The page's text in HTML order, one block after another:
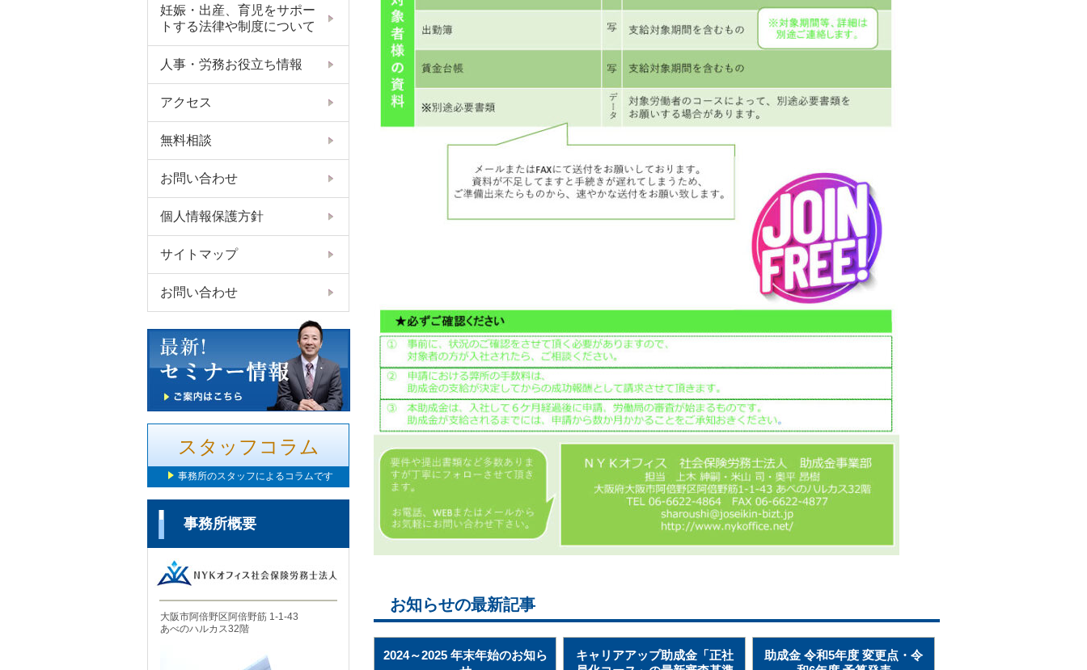
お知らせの最新記事
2024～2025 年末年始のお知ら
キャリアアップ助成金「正社
助成金 令和5年度 変更点・令
妊娠・出産、育児をサポー
トする法律や制度について
人事・労務お役立ち情報
アクセス
無料相談
お問い合わせ
個人情報保護方針
サイトマップ
お問い合わせ
スタッフコラム
事務所のスタッフによるコラムです
事務所概要
大阪市阿倍野区阿倍野筋 1-1-43
あべのハルカス32階